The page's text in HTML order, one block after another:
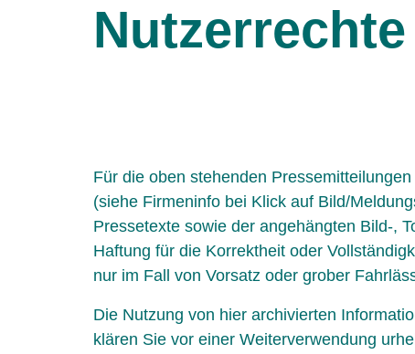
Nutzerrechte
Für die oben stehenden
(siehe Firmeninfo bei Klick auf Bild/
Pressetexte sowie der angehängten Bild-,
Haftung für die Korrektheit oder
nur im Fall von Vorsatz oder grober
Die Nutzung von hier archivierten
klären Sie vor einer Weiterverwendung